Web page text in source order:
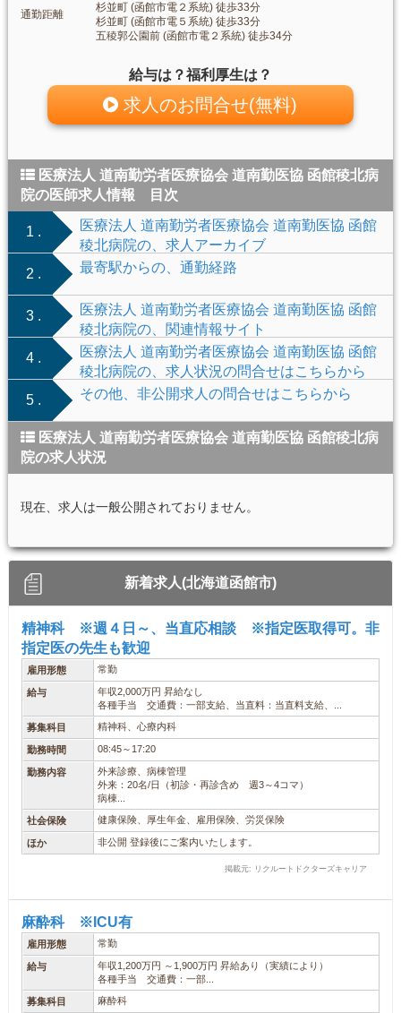
通勤距離
杉並町 (函館市電２系統) 徒歩33分
杉並町 (函館市電５系統) 徒歩33分
五稜郭公園前 (函館市電２系統) 徒歩34分
給与は？福利厚生は？
求人のお問合せ(無料)
医療法人 道南勤労者医療協会 道南勤医協 函館稜北病
院の医師求人情報 目次
1 .
医療法人 道南勤労者医療協会 道南勤医協 函館
稜北病院の、求人アーカイブ
2 .
最寄駅からの、通勤経路
3 .
医療法人 道南勤労者医療協会 道南勤医協 函館
稜北病院の、関連情報サイト
4 .
医療法人 道南勤労者医療協会 道南勤医協 函館
稜北病院の、求人状況の問合せはこちらから
5 .
その他、非公開求人の問合せはこちらから
医療法人 道南勤労者医療協会 道南勤医協 函館稜北病
院の求人状況
現在、求人は一般公開されておりません。
新着求人(北海道函館市)
精神科 ※週４日～、当直応相談 ※指定医取得可。非
指定医の先生も歓迎
雇用形態 常勤
給与
年収2,000万円 昇給なし
各種手当 交通費：一部支給、当直料：当直料支給、...
募集科目 精神科、心療内科
勤務時間 08:45～17:20
勤務内容
外来診療、病棟管理
外来：20名/日（初診・再診含め 週3～4コマ）
病棟...
社会保険 健康保険、厚生年金、雇用保険、労災保険
ほか 非公開 登録後にご案内いたします。
掲載元: リクルートドクターズキャリア
麻酔科 ※ICU有
雇用形態 常勤
給与
年収1,200万円 ～1,900万円 昇給あり（実績により）
各種手当 交通費：一部...
募集科目 麻酔科